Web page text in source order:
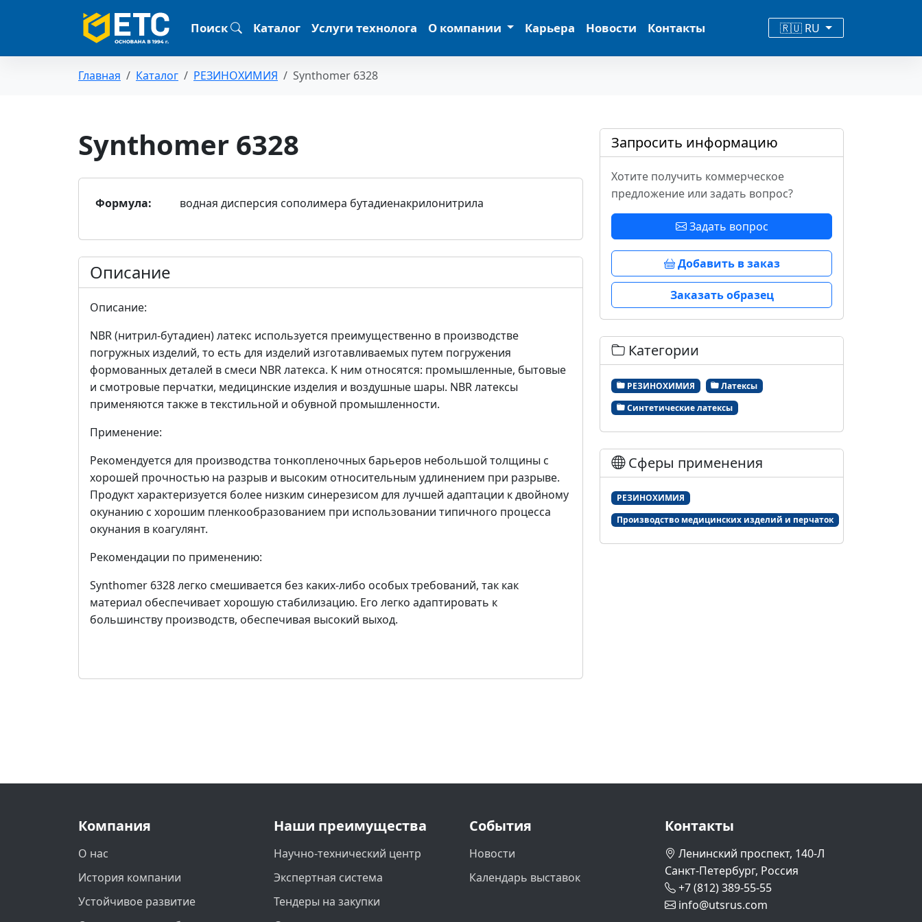
Поиск Каталог Услуги технолога О компании Карьера Новости Контакты 🇷🇺 RU
Главная Каталог РЕЗИНОХИМИЯ Synthomer 6328
Synthomer 6328
Формула: водная дисперсия сополимера бутадиенакрилонитрила
Описание
Описание:
NBR (нитрил-бутадиен) латекс используется преимущественно в производстве
погружных изделий, то есть для изделий изготавливаемых путем погружения
формованных деталей в смеси NBR латекса. К ним относятся: промышленные, бытовые
и смотровые перчатки, медицинские изделия и воздушные шары. NBR латексы
применяются также в текстильной и обувной промышленности.
Применение:
Рекомендуется для производства тонкопленочных барьеров небольшой толщины с
хорошей прочностью на разрыв и высоким относительным удлинением при разрыве.
Продукт характеризуется более низким синерезисом для лучшей адаптации к двойному
окунанию с хорошим пленкообразованием при использовании типичного процесса
окунания в коагулянт.
Рекомендации по применению:
Synthomer 6328 легко смешивается без каких-либо особых требований, так как
материал обеспечивает хорошую стабилизацию. Его легко адаптировать к
большинству производств, обеспечивая высокий выход.
Запросить информацию
Хотите получить коммерческое
предложение или задать вопрос?
Задать вопрос
Добавить в заказ
Заказать образец
Категории
РЕЗИНОХИМИЯ
Латексы
Синтетические латексы
Сферы применения
РЕЗИНОХИМИЯ
Производство медицинских изделий и перчаток
Компания
О нас
История компании
Устойчивое развитие
Наши преимущества
Научно-технический центр
Экспертная система
Тендеры на закупки
События
Новости
Календарь выставок
Контакты
Ленинский проспект, 140-Л
Санкт-Петербург, Россия
+7 (812) 389-55-55
info@utsrus.com